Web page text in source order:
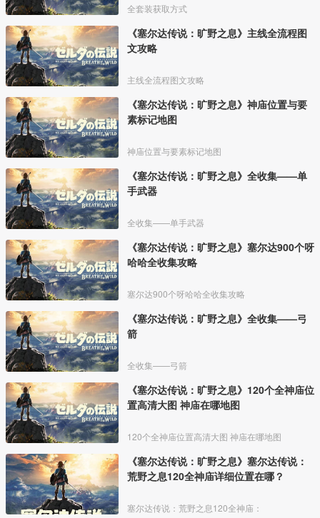
全套装获取方式
《塞尔达传说：旷野之息》主线全流程图
文攻略
主线全流程图文攻略
《塞尔达传说：旷野之息》神庙位置与要
素标记地图
神庙位置与要素标记地图
《塞尔达传说：旷野之息》全收集——单
手武器
全收集——单手武器
《塞尔达传说：旷野之息》塞尔达900个呀
哈哈全收集攻略
塞尔达900个呀哈哈全收集攻略
《塞尔达传说：旷野之息》全收集——弓
箭
全收集——弓箭
《塞尔达传说：旷野之息》120个全神庙位
置高清大图 神庙在哪地图
120个全神庙位置高清大图 神庙在哪地图
《塞尔达传说：旷野之息》塞尔达传说：
荒野之息120全神庙详细位置在哪？
塞尔达传说：荒野之息120全神庙：